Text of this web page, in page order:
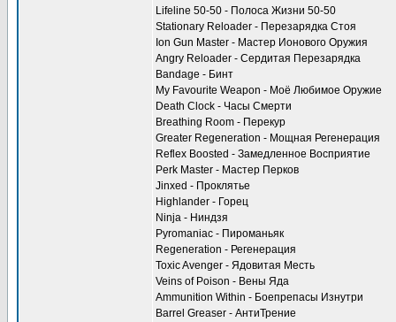
Lifeline 50-50 - Полоса Жизни 50-50
Stationary Reloader - Перезарядка Стоя
Ion Gun Master - Мастер Ионового Оружия
Angry Reloader - Сердитая Перезарядка
Bandage - Бинт
My Favourite Weapon - Моё Любимое Оружие
Death Clock - Часы Смерти
Breathing Room - Перекур
Greater Regeneration - Мощная Регенерация
Reflex Boosted - Замедленное Восприятие
Perk Master - Мастер Перков
Jinxed - Проклятье
Highlander - Горец
Ninja - Ниндзя
Pyromaniac - Пироманьяк
Regeneration - Регенерация
Toxic Avenger - Ядовитая Месть
Veins of Poison - Вены Яда
Ammunition Within - Боепрепасы Изнутри
Barrel Greaser - АнтиТрение